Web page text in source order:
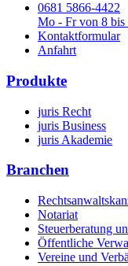
0681 5866-4422
Mo - Fr von 8 bis
Kontaktformular
Anfahrt
Produkte
juris Recht
juris Business
juris Akademie
Branchen
Notariat
Steuerberatung
Öffentliche
Vereine und